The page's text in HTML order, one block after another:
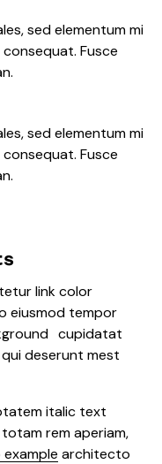
sed elementum mi
Fusce
sed elementum mi
Fusce
link color
eiusmod tempor
cupidatat
deserunt mest
italic text
rem aperiam,
architecto